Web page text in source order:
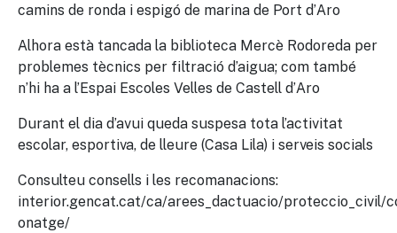
camins de ronda i espigó de marina de Port d’Aro
Alhora està tancada la biblioteca Mercè Rodoreda per
problemes tècnics per filtració d’aigua; com també
n’hi ha a l’Espai Escoles Velles de Castell d’Aro
Durant el dia d’avui queda suspesa tota l’activitat
escolar, esportiva, de lleure (Casa Lila) i serveis socials
Consulteu consells i les recomanacions:
interior.gencat.cat/ca/arees_dactuacio/proteccio_civil/
onatge/